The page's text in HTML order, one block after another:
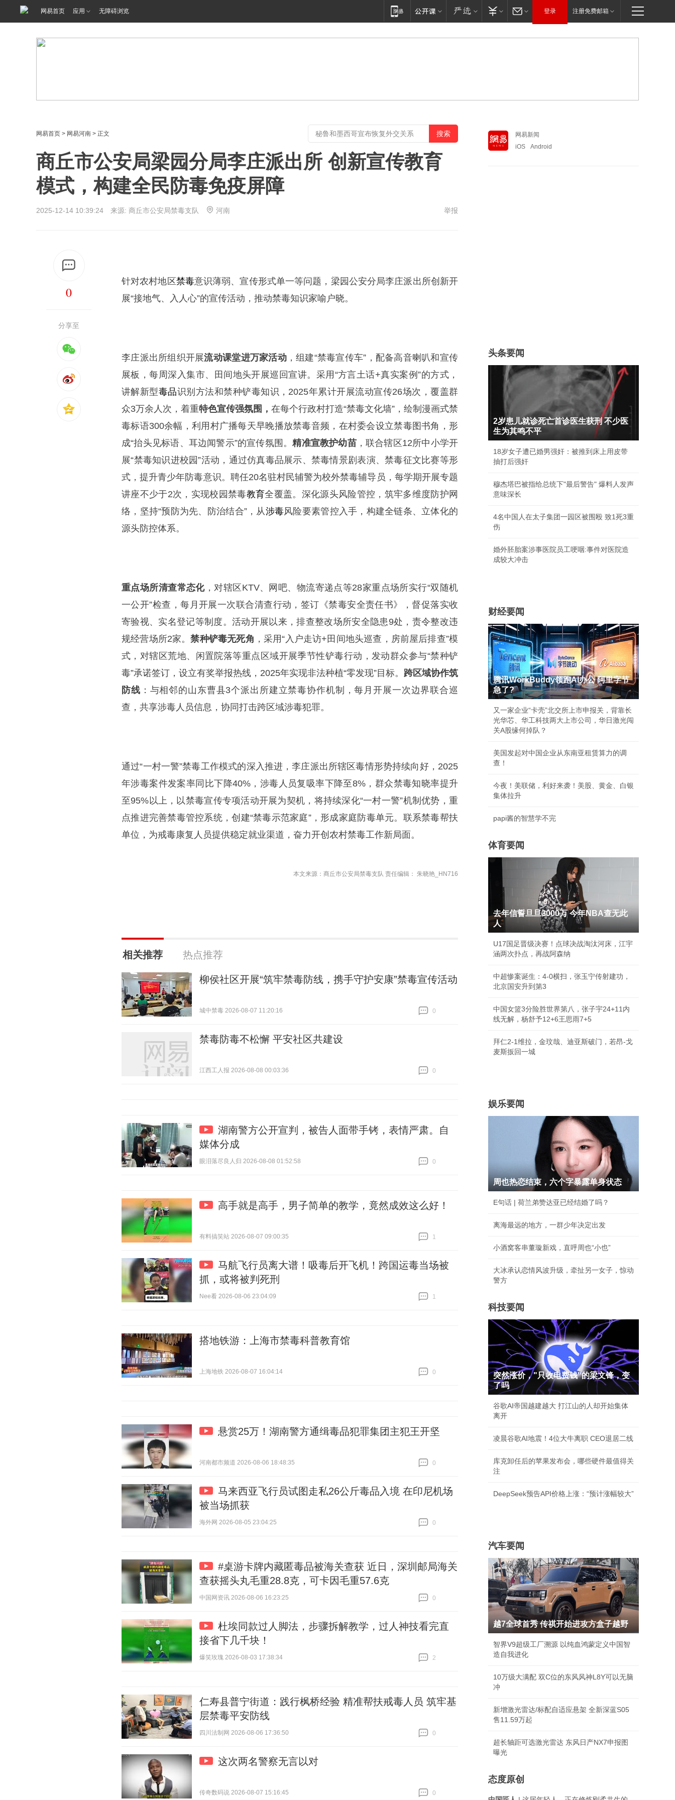
网易首页 应用 无障碍浏览 登录 注册免费邮箱
网易首页 > 网易河南 > 正文
商丘市公安局梁园分局李庄派出所 创新宣传教育
模式，构建全民防毒免疫屏障
2025-12-14 10:39:24 来源: 商丘市公安局禁毒支队 河南 举报
0
分享至
针对农村地区禁毒意识薄弱、宣传形式单一等问题，梁园公安分局李庄派出所创新开
展“接地气、入人心”的宣传活动，推动禁毒知识家喻户晓。
李庄派出所组织开展流动课堂进万家活动，组建“禁毒宣传车”，配备高音喇叭和宣传
展板，每周深入集市、田间地头开展巡回宣讲。采用“方言土话+真实案例”的方式，
讲解新型毒品识别方法和禁种铲毒知识，2025年累计开展流动宣传26场次，覆盖群
众3万余人次，着重特色宣传强氛围， 在每个行政村打造“禁毒文化墙”，绘制漫画式禁
毒标语300余幅，利用村广播每天早晚播放禁毒音频，在村委会设立禁毒图书角，形
成“抬头见标语、耳边闻警示”的宣传氛围。精准宣教护幼苗，联合辖区12所中小学开
展“禁毒知识进校园”活动，通过仿真毒品展示、禁毒情景剧表演、禁毒征文比赛等形
式，提升青少年防毒意识。聘任20名驻村民辅警为校外禁毒辅导员，每学期开展专题
讲座不少于2次，实现校园禁毒教育全覆盖。深化源头风险管控，筑牢多维度防护网
络，坚持“预防为先、防治结合”，从涉毒风险要素管控入手，构建全链条、立体化的
源头防控体系。
重点场所清查常态化，对辖区KTV、网吧、物流寄递点等28家重点场所实行“双随机
一公开”检查，每月开展一次联合清查行动，签订《禁毒安全责任书》，督促落实收
寄验视、实名登记等制度。活动开展以来，排查整改场所安全隐患9处，责令整改违
规经营场所2家。禁种铲毒无死角 ，采用“入户走访+田间地头巡查，房前屋后排查”模
式，对辖区荒地、闲置院落等重点区域开展季节性铲毒行动，发动群众参与“禁种铲
毒”承诺签订，设立有奖举报热线，2025年实现非法种植“零发现”目标。 跨区域协作筑
防线 ：与相邻的山东曹县3个派出所建立禁毒协作机制，每月开展一次边界联合巡
查，共享涉毒人员信息，协同打击跨区域涉毒犯罪。
通过“一村一警”禁毒工作模式的深入推进，李庄派出所辖区毒情形势持续向好，2025
年涉毒案件发案率同比下降40%，涉毒人员复吸率下降至8%，群众禁毒知晓率提升
至95%以上，以禁毒宣传专项活动开展为契机，将持续深化“一村一警”机制优势，重
点推进完善禁毒管控系统，创建“禁毒示范家庭”，形成家庭防毒单元。联系禁毒帮扶
单位，为戒毒康复人员提供稳定就业渠道，奋力开创农村禁毒工作新局面。
本文来源：商丘市公安局禁毒支队 责任编辑： 朱晓艳_HN716
相关推荐 热点推荐
柳侯社区开展“筑牢禁毒防线，携手守护安康”禁毒宣传活动
城中禁毒 2026-08-07 11:20:16
0
禁毒防毒不松懈 平安社区共建设
江西工人报 2026-08-08 00:03:36
0
湖南警方公开宣判，被告人面带手铐，表情严肃。自
媒体分成
眼泪落尽良人归 2026-08-08 01:52:58
0
高手就是高手，男子简单的教学，竟然成效这么好！
有料搞笑站 2026-08-07 09:00:35
1
马航飞行员离大谱！吸毒后开飞机！跨国运毒当场被
抓，或将被判死刑
Nee看 2026-08-06 23:04:09
1
搭地铁游：上海市禁毒科普教育馆
上海地铁 2026-08-07 16:04:14
0
悬赏25万！湖南警方通缉毒品犯罪集团主犯王开坚
河南都市频道 2026-08-06 18:48:35
0
马来西亚飞行员试图走私26公斤毒品入境 在印尼机场
被当场抓获
海外网 2026-08-05 23:04:25
0
#桌游卡牌内藏匿毒品被海关查获 近日，深圳邮局海关
查获摇头丸毛重28.8克，可卡因毛重57.6克
中国网资讯 2026-08-06 16:23:25
0
杜埃同款过人脚法，步骤拆解教学，过人神技看完直
接省下几千块！
爆笑玫瑰 2026-08-03 17:38:34
2
仁寿县普宁街道：践行枫桥经验 精准帮扶戒毒人员 筑牢基
层禁毒平安防线
四川法制网 2026-08-06 17:36:50
0
这次两名警察无言以对
传奇数码说 2026-08-07 15:16:45
0
网易新闻
iOS
Android
头条要闻
2岁患儿就诊死亡首诊医生获刑 不少医
生为其鸣不平
18岁女子遭已婚男强奸：被推到床上用皮带
抽打后强奸
穆杰塔巴被指给总统下"最后警告" 爆料人发声
意味深长
4名中国人在太子集团一园区被围殴 致1死3重
伤
婚外胚胎案涉事医院员工哽咽:事件对医院造
成较大冲击
财经要闻
腾讯WorkBuddy领跑AI办公 阿里字节
急了?
又一家企业“卡壳”北交所上市申报关，背靠长
光华芯、华工科技两大上市公司，华日激光闯
关A股缘何掉队？
美国发起对中国企业从东南亚租赁算力的调
查！
今夜！美联储，利好来袭！美股、黄金、白银
集体拉升
papi酱的智慧学不完
体育要闻
去年信誓旦旦3000万 今年NBA查无此
人
U17国足晋级决赛！点球决战淘汰河床，江宇
涵两次扑点，再战阿森纳
中超惨案诞生：4-0横扫，张玉宁传射建功，
北京国安升到第3
中国女篮3分险胜世界第八，张子宇24+11内
线无解，杨舒予12+6王思雨7+5
拜仁2-1维拉，金玟哉、迪亚斯破门，若昂-戈
麦斯扳回一城
娱乐要闻
周也热恋结束，六个字暴露单身状态
E句话 | 荷兰弟赞达亚已经结婚了吗？
离海最远的地方，一群少年决定出发
小酒窝客串董璇新戏，直呼周也“小也”
大冰承认恋情风波升级，牵扯另一女子，惊动
警方
科技要闻
突然涨价，"只收电费钱"的梁文锋，变
了吗
谷歌AI帝国越建越大 打江山的人却开始集体
离开
凌晨谷歌AI地震！4位大牛离职 CEO退居二线
库克卸任后的苹果发布会，哪些硬件最值得关
注
DeepSeek预告API价格上涨：“预计涨幅较大”
汽车要闻
越7全球首秀 传祺开始进攻方盒子越野
智界V9超级工厂溯源 以纯血鸿蒙定义中国智
造自我进化
10万级大满配 双C位的东风风神L8Y可以无脑
冲
新增激光雷达/标配自适应悬架 全新深蓝S05
售11.59万起
超长轴距可选激光雷达 东风日产NX7申报图
曝光
态度原创